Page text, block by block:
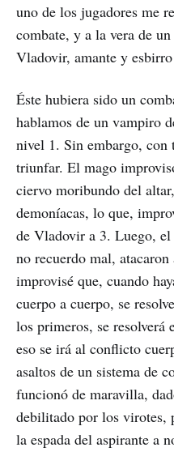
uno de los jugadores me
combate, y a la vera de
Vladovir, amante y
Éste hubiera sido un
hablamos de un vampiro
nivel 1. Sin embargo, con
triunfar. El mago
ciervo moribundo del
demoníacas, lo que,
de Vladovir a 3. Luego,
no recuerdo mal,
improvisé que, cuando
cuerpo a cuerpo, se
los primeros, se resolverá
eso se irá al conflicto
asaltos de un sistema de
funcionó de maravilla,
debilitado por los virotes,
la espada del aspirante a